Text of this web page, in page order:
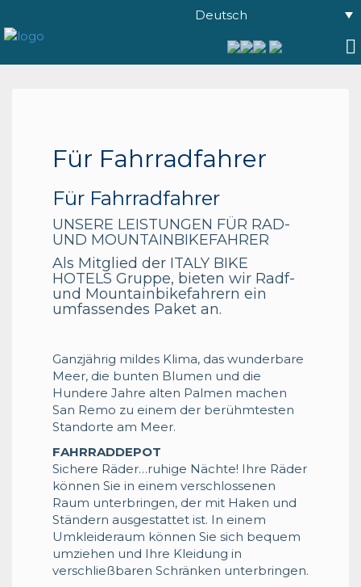
Deutsch
Für Fahrradfahrer
Für Fahrradfahrer
UNSERE LEISTUNGEN FÜR RAD-
UND MOUNTAINBIKEFAHRER
Als Mitglied der ITALY BIKE
HOTELS Gruppe, bieten wir Radf-
und Mountainbikefahrern ein
umfassendes Paket an.
Ganzjährig mildes Klima, das wunderbare
Meer, die bunten Blumen und die
Hundere Jahre alten Palmen machen
San Remo zu einem der berühmtesten
Standorte am Meer.
FAHRRADDEPOT
Sichere Räder…ruhige Nächte! Ihre Räder
können Sie in einem verschlossenen
Raum unterbringen, der mit Haken und
Ständern ausgestattet ist. In einem
Umkleideraum können Sie sich bequem
umziehen und Ihre Kleidung in
verschließbaren Schränken unterbringen.